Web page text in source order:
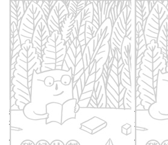
我歌唱的理由：谷川俊太郎詩
歌總集1952-2024
優惠價：79折948元
青瓷【
本書店
優惠價：